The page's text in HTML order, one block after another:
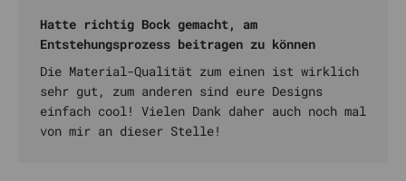
Hatte richtig Bock gemacht, am
Entstehungsprozess beitragen zu können
Die Material-Qualität zum einen ist wirklich
sehr gut, zum anderen sind eure Designs
einfach cool! Vielen Dank daher auch noch mal
von mir an dieser Stelle!